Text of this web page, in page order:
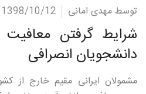
توسط مهدی امانی 1398/10/12
شرایط گرفتن
دانشجویان انصرافی
مشمولان ایرانی مقیم خارج از